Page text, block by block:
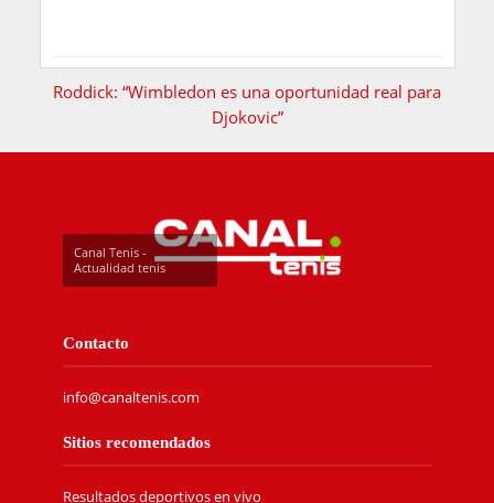
Roddick: “Wimbledon es una oportunidad real para
Djokovic”
Canal Tenis -
Actualidad tenis
Contacto
info@canaltenis.com
Sitios recomendados
Resultados deportivos en vivo